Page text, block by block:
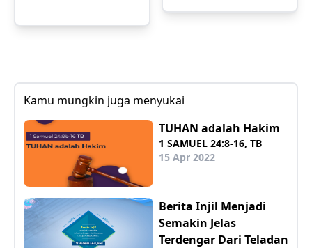
Kamu mungkin juga menyukai
TUHAN adalah Hakim
1 SAMUEL 24:8-16, TB
15 Apr 2022
Berita Injil Menjadi
Semakin Jelas
Terdengar Dari Teladan